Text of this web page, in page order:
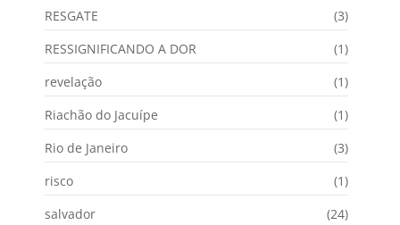
RESGATE
(3)
RESSIGNIFICANDO A DOR
(1)
revelação
(1)
Riachão do Jacuípe
(1)
Rio de Janeiro
(3)
risco
(1)
salvador
(24)